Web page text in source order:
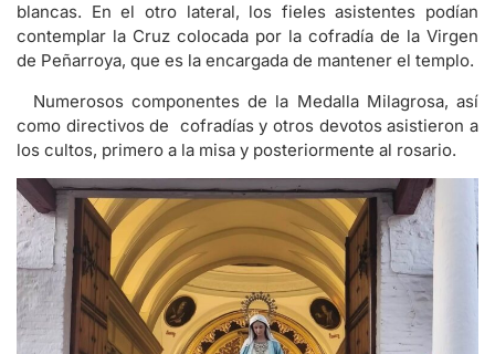
blancas. En el otro lateral, los fieles asistentes podían
contemplar la Cruz colocada por la cofradía de la Virgen
de Peñarroya, que es la encargada de mantener el templo.
Numerosos componentes de la Medalla Milagrosa, así
como directivos de cofradías y otros devotos asistieron a
los cultos, primero a la misa y posteriormente al rosario.